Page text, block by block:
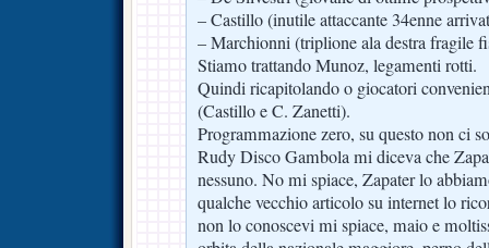
– Castillo (inutile attaccante 34enne
– Marchionni (triplione ala destra fragile
Stiamo trattando Munoz, legamenti rotti.
Quindi ricapitolando o giocatori
(Castillo e C. Zanetti).
Programmazione zero, su questo non ci
Rudy Disco Gambola mi diceva che
nessuno. No mi spiace, Zapater lo
qualche vecchio articolo su internet lo
non lo conoscevi mi spiace, maio e